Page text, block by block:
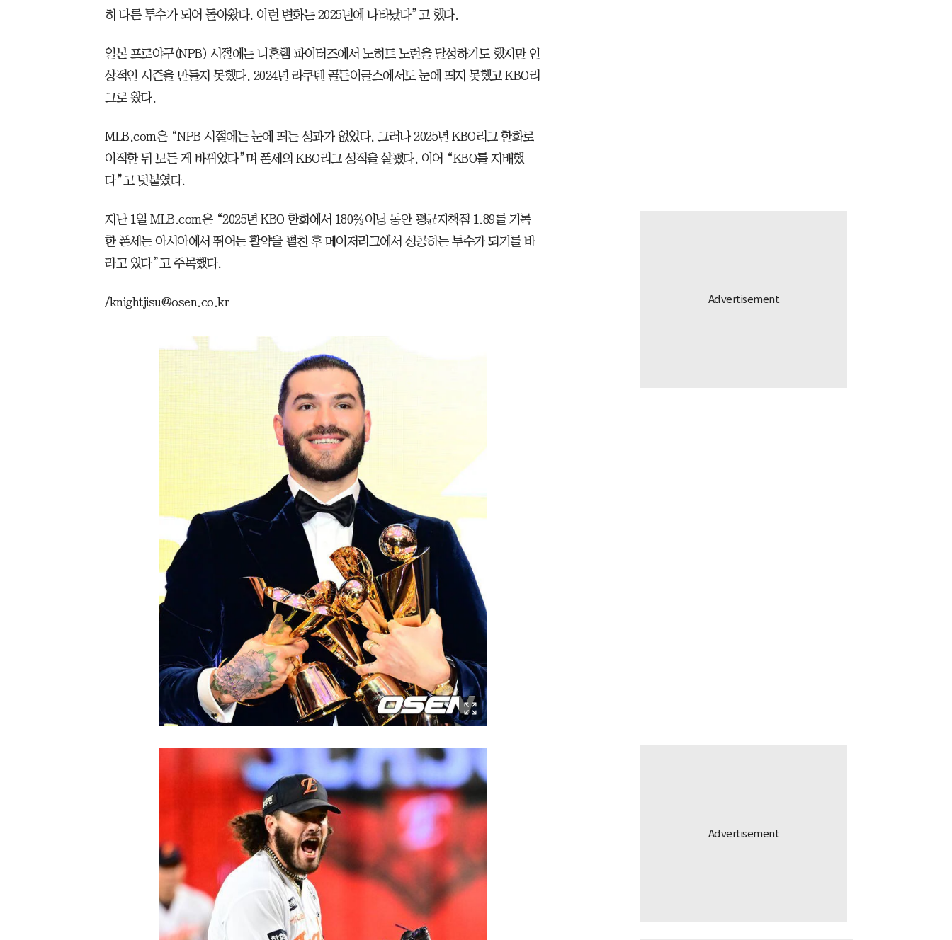
히 다른 투수가 되어 돌아왔다. 이런 변화는 2025년에 나타났다”고 했다.
일본 프로야구(NPB) 시절에는 니혼햄 파이터즈에서 노히트 노런을 달성하기도 했지만 인
상적인 시즌을 만들지 못했다. 2024년 라쿠텐 골든이글스에서도 눈에 띄지 못했고 KBO리
그로 왔다.
MLB.com은 “NPB 시절에는 눈에 띄는 성과가 없었다. 그러나 2025년 KBO리그 한화로
이적한 뒤 모든 게 바뀌었다”며 폰세의 KBO리그 성적을 살폈다. 이어 “KBO를 지배했
다”고 덧붙였다.
지난 1일 MLB.com은 “2025년 KBO 한화에서 180⅔이닝 동안 평균자책점 1.89를 기록
한 폰세는 아시아에서 뛰어는 활약을 펼친 후 메이저리그에서 성공하는 투수가 되기를 바
라고 있다”고 주목했다.
/knightjisu@osen.co.kr